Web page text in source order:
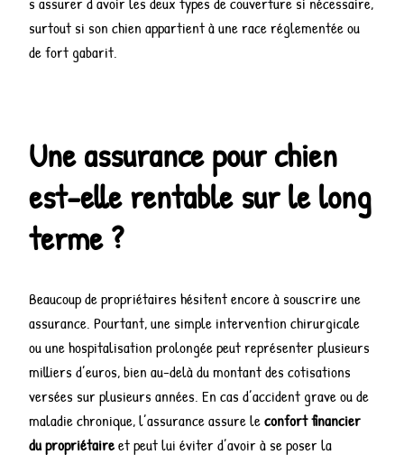
surtout si son chien appartient à une race réglementée ou
de fort gabarit.
Une assurance pour chien
est-elle rentable sur le long
terme ?
Beaucoup de propriétaires hésitent encore à souscrire une
assurance. Pourtant, une simple intervention chirurgicale
ou une hospitalisation prolongée peut représenter plusieurs
milliers d’euros, bien au-delà du montant des cotisations
versées sur plusieurs années. En cas d’accident grave ou de
maladie chronique, l’assurance assure leconfort financier
du propriétaireet peut lui éviter d’avoir à se poser la